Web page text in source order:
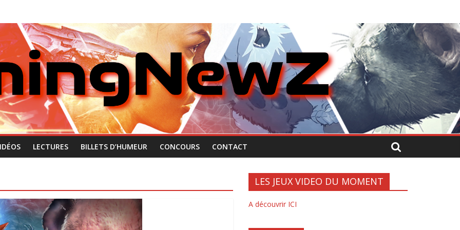
LECTURES BILLETS D’HUMEUR CONCOURS CONTACT
LES JEUX VIDEO DU MOMENT
A découvrir ICI